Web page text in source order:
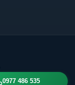
0977 486 535